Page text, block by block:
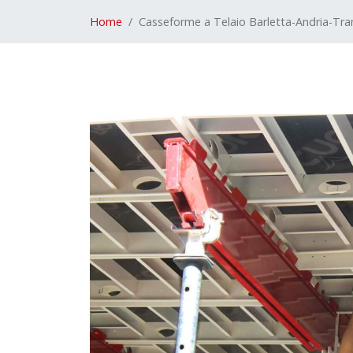
Home Casseforme a Telaio Barletta-Andria-